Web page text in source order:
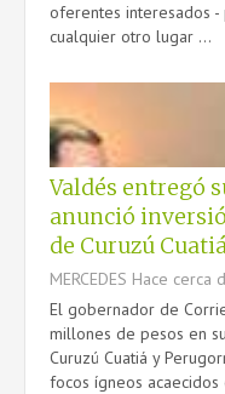
oferentes interesados
cualquier otro lugar ...
Valdés entregó
anunció
de Curuzú
MERCEDES Hace cerca
El gobernador de
millones de pesos en
Curuzú Cuatiá y
focos ígneos